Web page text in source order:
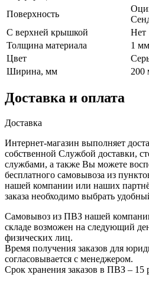
Поверхность
С верхней крышкой
Нет
Толщина материала
1 мм
Цвет
Ширина, мм
200
Доставка и оплата
Доставка
Интернет-магазин выполняет
собственной Службой доставки,
службами, а также Вы можете
бесплатного самовывоза из
нашей компании или наших
заказа необходимо выбрать
Самовывоз из ПВЗ нашей
складе возможен на следующий
физических лиц.
Время получения заказов для
согласовывается с менеджером.
Срок хранения заказов в ПВЗ – 15